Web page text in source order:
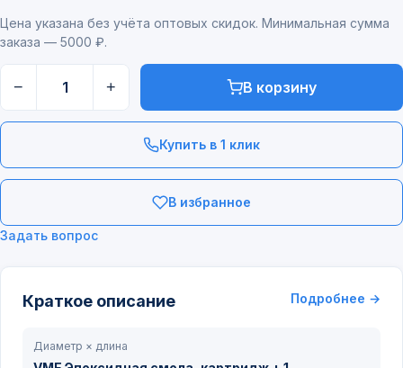
Краткое описание Подробнее →
Диаметр × длина
Цена указана без учёта оптовых скидок. Минимальная сумма
заказа — 5000 ₽.
− + В корзину
Купить в 1 клик
В избранное
Задать вопрос